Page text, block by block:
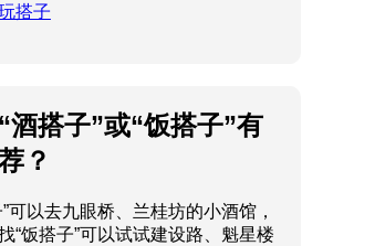
搭子
酒搭子”或“饭搭子”有
？
可以去九眼桥、兰桂坊的小酒馆，
“饭搭子”可以试试建设路、魁星楼